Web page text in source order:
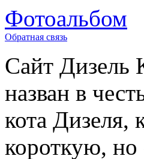
Фотоальбом
Обратная связь
Сайт Дизель
назван в
кота Дизеля,
короткую,